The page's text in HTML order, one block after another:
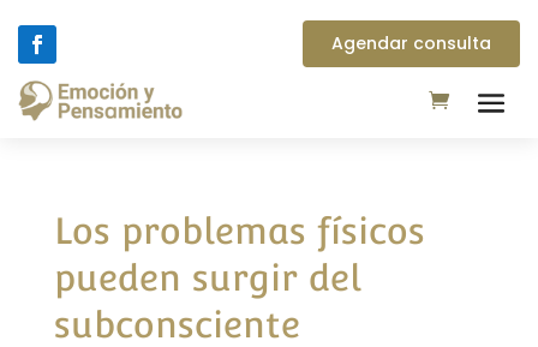
Agendar consulta
Los problemas físicos
pueden surgir del
subconsciente